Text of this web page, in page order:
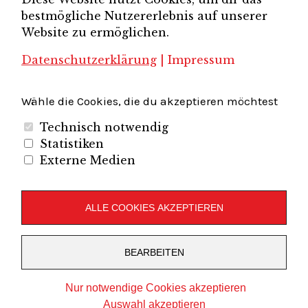
Brandenburg-Berlin e.V.
Unternehmerverband Sachsen e.V. Unternehmervereinigung Uckermark
Unternehmervereinigung Uckermark e.V.
Wirtschaftshof Spandau e.V. Volkswirtschaftlicher Dialog
Unternehmerverband Brandenburg-Berlin e.V.
Folgen Sie uns auf
LinkedInInstagram
Slideshare
Youtube
Stolz präsentiert vonWordPress
Theme: Zuki von
Elmastudio
bestmögliche Nutzererlebnis auf unserer
Website zu ermöglichen.
Datenschutzerklärung
Impressum
Wähle die Cookies, die du akzeptieren möchtest
Technisch notwendig
Statistiken
Externe Medien
ALLE COOKIES AKZEPTIEREN
BEARBEITEN
Nur notwendige Cookies akzeptieren
Auswahl akzeptieren